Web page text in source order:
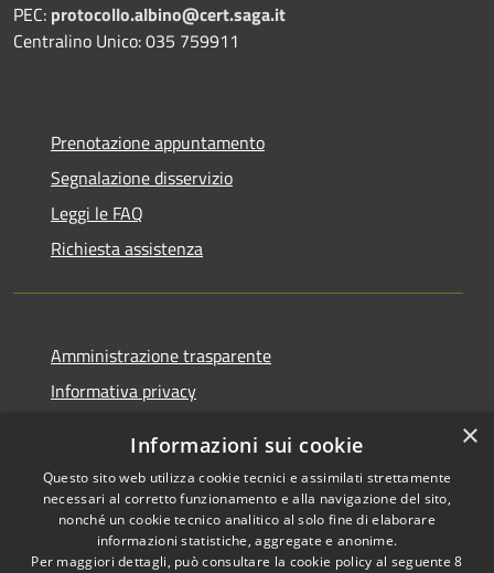
PEC: protocollo.albino@cert.saga.it
Centralino Unico: 035 759911
Prenotazione appuntamento
Segnalazione disservizio
Leggi le FAQ
Richiesta assistenza
Amministrazione trasparente
Informativa privacy
Dichiarazione di accessibilità
×
Informazioni sui cookie
Questo sito web utilizza cookie tecnici e assimilati strettamente
necessari al corretto funzionamento e alla navigazione del sito,
nonché un cookie tecnico analitico al solo fine di elaborare
informazioni statistiche, aggregate e anonime.
Per maggiori dettagli, può consultare la cookie policy al seguente8